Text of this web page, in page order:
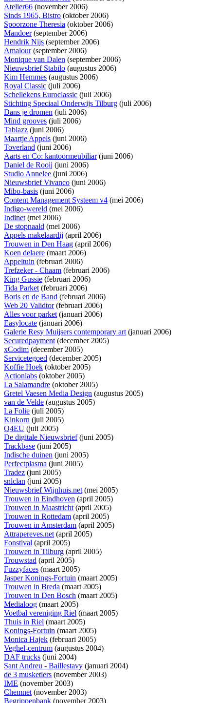
Atelier66 (november 2006)
Sinds 1965, Bistro (oktober 2006)
Spoorzone Theresia (oktober 2006)
Mandoer(september 2006)
Hendrik Nijs (september 2006)
Amalour(september 2006)
Monique van Dalen (september 2006)
Nieuwsbrief Stabilo (augustus 2006)
Kim Hemmes (augustus 2006)
Royal Classic (juli 2006)
Schellekens Euroclassic (juli 2006)
Stichting Speciaal Onderwijs Tilburg (juli 2006)
Dans je dromen (juli 2006)
Mind grooves (juli 2006)
Tablazz (juni 2006)
Maartje Appels (juni 2006)
Toverland (juni 2006)
Aarts en Co: kantoormeubiliar(juni 2006)
Daniel de Rooij (juni 2006)
Studio Annelee (juni 2006)
Nieuwsbrief Vivanco (juni 2006)
Mibo-basis (juni 2006)
Content Management Systeem v4 (mei 2006)
Indigo-wereld (mei 2006)
Indinet(mei 2006)
De stopnaald (mei 2006)
Appels makelaardij (april 2006)
Trouwen in Den Haag (april 2006)
Koen delaere (maart 2006)
Appeltuin (februari 2006)
Trefzeker - Chaam (februari 2006)
King Gussie (februari 2006)
Tida Parket(februari 2006)
Boris en de Band (februari 2006)
Web 20 Validtor(februari 2006)
Alles voor parket(januari 2006)
Easylocate (januari 2006)
Galerie Resy Muijsers contemporary art(januari 2006)
Securedpayment(december 2005)
xCodim (december 2005)
Servicetegoed (december 2005)
Koffie Hoek (oktober 2005)
Actionlabs (oktober 2005)
La Salamandre (oktober 2005)
Gretel Vaesen Media Design (augustus 2005)
van de Velde (augustus 2005)
La Folie (juli 2005)
Kinkorn (juli 2005)
Q4EU (juli 2005)
De digitale Nieuwsbrief(juni 2005)
Trackbase (juni 2005)
Indische duinen (juni 2005)
Perfectplasma (juni 2005)
Tradez (juni 2005)
snlclan (juni 2005)
Nieuwsbrief Wijnhuis.net(mei 2005)
Trouwen in Eindhoven (april 2005)
Trouwen in Maastricht(april 2005)
Trouwen in Rottedam (april 2005)
Trouwen in Amsterdam (april 2005)
Attrapereves.net(april 2005)
Fonstival (april 2005)
Trouwen in Tilburg (april 2005)
Trouwstad (april 2005)
Fuzzyfaces (maart 2005)
Jasper Konings-Fortuin (maart 2005)
Trouwen in Breda (maart 2005)
Trouwen in Den Bosch (maart 2005)
Medialoog (maart 2005)
Voetbal vereniging Riel (maart 2005)
Thuis in Riel (maart 2005)
Konings-Fortuin (maart 2005)
Monica Hajek (februari 2005)
Veghel-centrum (augustus 2004)
DAF trucks (juni 2004)
Sant Andreu - Baillestavy (januari 2004)
de 3 musketiers (november 2003)
IME (november 2003)
Chemnet(november 2003)
Begrippenbank (november 2003)